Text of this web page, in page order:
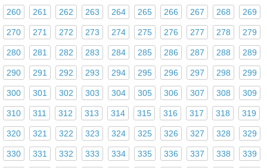
260 261 262 263 264 265 266 267 268 269
270 271 272 273 274 275 276 277 278 279
280 281 282 283 284 285 286 287 288 289
290 291 292 293 294 295 296 297 298 299
300 301 302 303 304 305 306 307 308 309
310 311 312 313 314 315 316 317 318 319
320 321 322 323 324 325 326 327 328 329
330 331 332 333 334 335 336 337 338 339